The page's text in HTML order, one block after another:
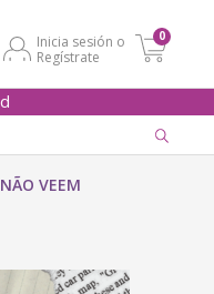
Inicia sesión o
Regístrate
0
VEEM